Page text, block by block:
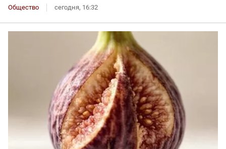
Общество сегодня, 16:32